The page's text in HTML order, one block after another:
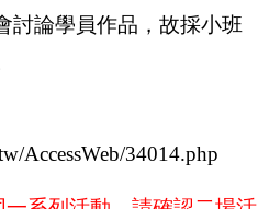
討論學員作品，故採小班
AccessWeb/34014.php